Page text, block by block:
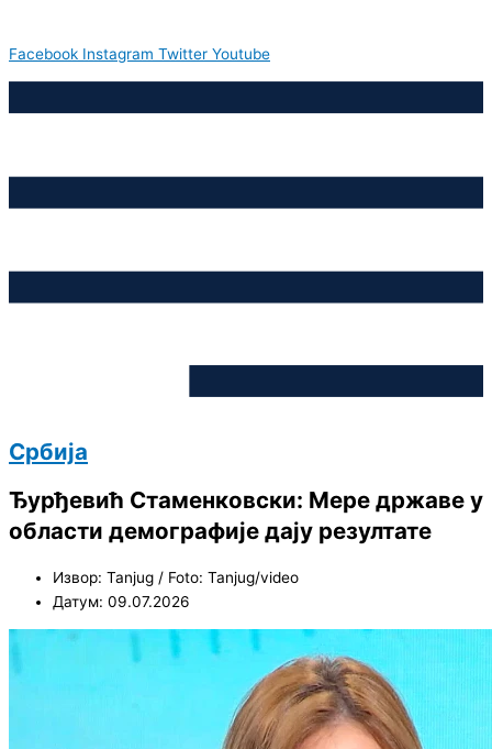
Facebook Instagram Twitter Youtube
Србија
Ђурђевић Стаменковски: Мере државе у
области демографије дају резултате
Извор: Tanjug / Foto: Tanjug/video
Датум: 09.07.2026